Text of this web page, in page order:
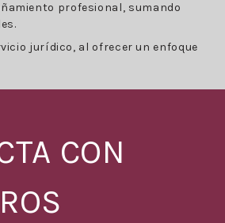
profesional, sumando
jurídico, al ofrecer un enfoque
CON